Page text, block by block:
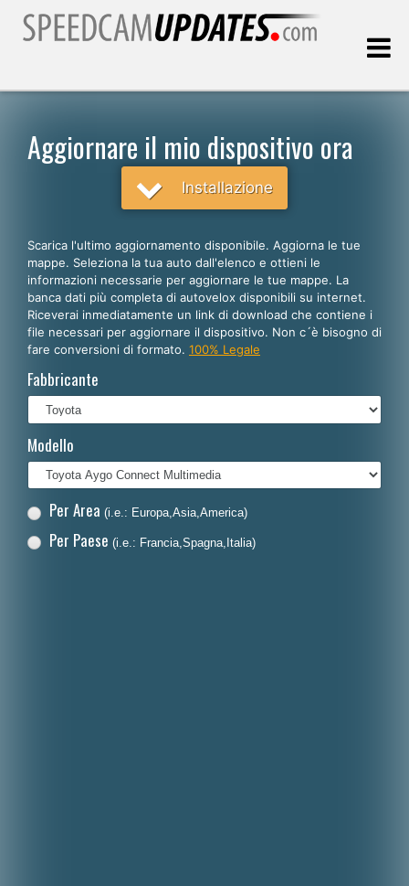
Italiano
English
Español
Deutsch
Polski
Dansk
Aggiornare il mio dispositivo ora
Installazione
Scarica l'ultimo aggiornamento disponibile. Aggiorna le tue
mappe. Seleziona la tua auto dall'elenco e ottieni le
informazioni necessarie per aggiornare le tue mappe. La
banca dati più completa di autovelox disponibili su internet.
Riceverai inmediatamente un link di download che contiene i
file necessari per aggiornare il dispositivo. Non c´è bisogno di
fare conversioni di formato. 100% Legale
Fabbricante
Modello
Per Area (i.e.: Europa,Asia,America)
Per Paese (i.e.: Francia,Spagna,Italia)